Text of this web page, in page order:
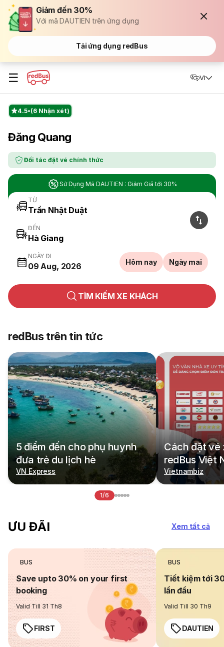
Giảm đến 30%
Với mã DAUTIEN trên ứng dụng
Tải ứng dụng redBus
☰ VI
4.5 (6 Nhận xét)
Đăng Quang
Đối tác đặt vé chính thức
Sử Dụng Mã DAUTIEN : Giảm Giá tới 30%
TỪ
ĐẾN
NGÀY ĐI
09 Aug, 2026 Hôm nay Ngày mai
TÌM KIẾM XE KHÁCH
redBus trên tin tức
5 điểm đến cho phụ huynh
đưa trẻ du lịch hè
VN Express
Cách đặt vé
redBus Việt
Vietnambiz
1/6
ƯU ĐÃI Xem tất cả
BUS
Save upto 30% on your first
booking
Valid Till 31 Th8
FIRST
BUS
Tiết kiệm tới
lần đầu
Valid Till 30 Th9
DAUTIEN